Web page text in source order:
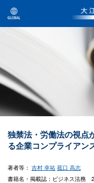
独禁法・労働法の視
る企業コンプライアン
著者等： 吉村 幸祐菰口 高志
書籍名・掲載誌：ビジネス法務